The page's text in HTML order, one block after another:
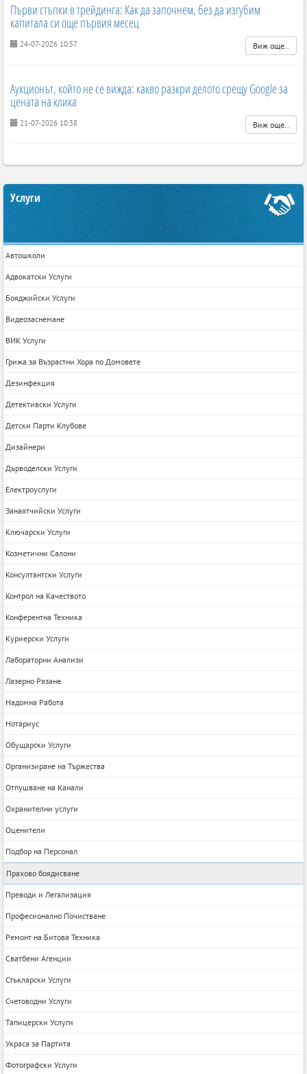
Първи стъпки в трейдинга: Как да започнем, без да изгубим
капитала си още първия месец
24-07-2026 10:57 Виж още..
Аукционът, който не се вижда: какво разкри делото срещу Google за
цената на клика
21-07-2026 10:38 Виж още..
Услуги
Автошколи
Адвокатски Услуги
Бояджийски Услуги
Видеозаснемане
ВИК Услуги
Грижа за Възрастни Хора по Домовете
Дезинфекция
Детективски Услуги
Детски Парти Клубове
Дизайнери
Дърводелски Услуги
Електроуслуги
Занаятчийски Услуги
Ключарски Услуги
Козметични Салони
Консултантски Услуги
Контрол на Качеството
Конферентна Техника
Куриерски Услуги
Лабораторни Анализи
Лазерно Рязане
Надомна Работа
Нотариус
Обущарски Услуги
Организиране на Тържества
Отпушване на Канали
Охранителни услуги
Оценители
Подбор на Персонал
Прахово боядисване
Преводи и Легализация
Професионално Почистване
Ремонт на Битова Техника
Сватбени Агенции
Стъкларски Услуги
Счетоводни Услуги
Тапицерски Услуги
Украса за Партита
Фотографски Услуги